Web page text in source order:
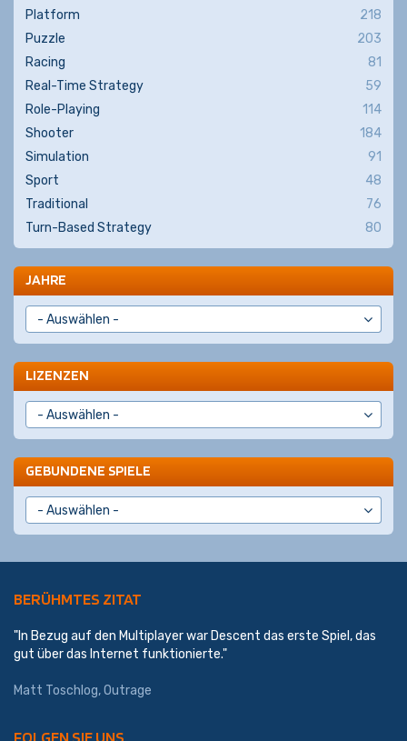
Platform
218
Puzzle
203
Racing
81
Real-Time Strategy
59
Role-Playing
114
Shooter
184
Simulation
91
Sport
48
Traditional
76
Turn-Based Strategy
80
JAHRE
LIZENZEN
GEBUNDENE SPIELE
BERÜHMTES ZITAT
"In Bezug auf den Multiplayer war Descent das erste Spiel, das
gut über das Internet funktionierte."
Matt Toschlog, Outrage
FOLGEN SIE UNS